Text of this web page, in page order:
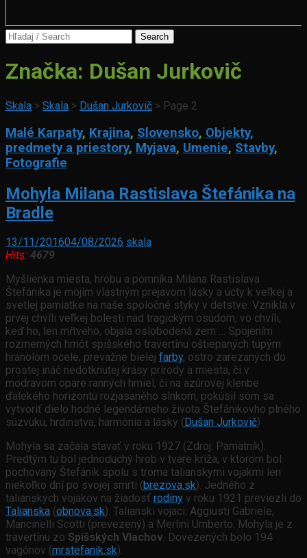
Search
Značka: Dušan Jurkovič
Skala > Skala > Dušan Jurkovič > Page 2
Malé Karpaty, Krajina, Slovensko, Objekty,
predmety a priestory, Myjava, Umenie, Stavby,
Fotografie
Mohyla Milana Rastislava Štefánika na
Bradle
13/11/201604/08/2026 skala
Hits: 4679
Myšlienka miesta, hrobu a pomníka Milana Rastislava
Štefánika je mojím vlastným prejavom lásky a úcty k veľkej a
svetlej pamiatke na naše spoločné styky v detstve. Vznikla v
prvej chvíli veľkej bolesti nad tragickým osudom, vo chvíli,
keď ho, len mŕtveho, objala oslobodená zem … Spojením
rozmerných hmôt spišského travertínu oštiepaných tupým
hranolom ocele, prevažne bielej farby, ostro zarezaných do
prostej ináč nedotknutej krásy prírody a miesta, či v
modravom opare ranných hmiel, či na azúrovej klenbe
ďalekého horizontu rozjasaného slnkom, pokúsil som sa
vytvoriť dielo hodné legendárneho života Štefánikovho plného
súzvuku, hrdinstva, harmónia a lásky ( Dušan Jurkovič)
Mohyla sa začala stavať v roku 1927 (Zdroj: Pamätník).
Predtým tu bol jednoduchý hrob v tvare kríža, v ktorom bol
pochovaný Štefánik spolu s troma talianskymi vojakmi len
niekoľko dní po svojej smrti (brezova.sk). Jedného z
talianskych vojakov na žiadosť rodiny v roku 1921 previezli do
Talianska (obnova.sk). Talianski vojaci: Aggiusti Gabriele,
Mancinelli Scotti (prevezený) a Merlini Umberto. Mohyla je z
travertínu zo Spišských Vlachov. Dovezených bolo 194
vagónov (mrstefanik.sk).